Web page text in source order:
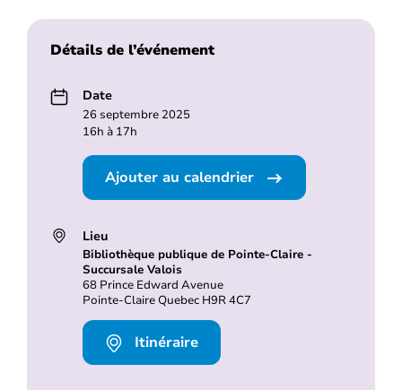
Détails de l’événement
Date
26 septembre 2025
16h à 17h
Ajouter au calendrier
Lieu
Bibliothèque publique de Pointe-Claire -
Succursale Valois
68 Prince Edward Avenue
Pointe-Claire Quebec H9R 4C7
Itinéraire